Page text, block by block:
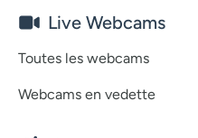
Live Webcams
Toutes les webcams
Webcams en vedette